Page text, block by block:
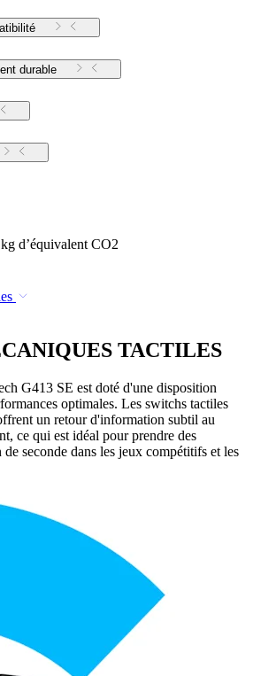
durable
d’équivalent CO2
TACTILES
G413 SE est doté d'une disposition
optimales. Les switchs tactiles
un retour d'information subtil au
ce qui est idéal pour prendre des
seconde dans les jeux compétitifs et les